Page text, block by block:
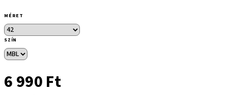
MÉRET
SZÍN
6 990 Ft